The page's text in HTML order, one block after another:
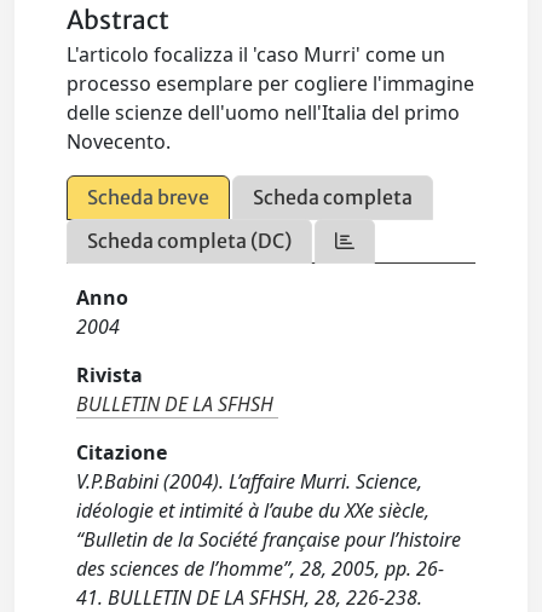
Abstract
L'articolo focalizza il 'caso Murri' come un
processo esemplare per cogliere l'immagine
delle scienze dell'uomo nell'Italia del primo
Novecento.
Scheda breve
Scheda completa
Scheda completa (DC)
Anno
2004
Rivista
BULLETIN DE LA SFHSH
Citazione
V.P.Babini (2004). L’affaire Murri. Science,
idéologie et intimité à l’aube du XXe siècle,
“Bulletin de la Société française pour l’histoire
des sciences de l’homme”, 28, 2005, pp. 26-
41. BULLETIN DE LA SFHSH, 28, 226-238.